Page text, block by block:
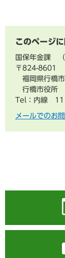
このページ
国保年金課
〒824-8601
福岡県行橋
行橋市役所
Tel：内線
メールでのお